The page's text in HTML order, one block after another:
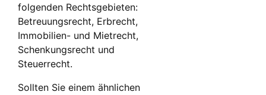
folgenden Rechtsgebieten:
Betreuungsrecht, Erbrecht,
Immobilien- und Mietrecht,
Schenkungsrecht und
Steuerrecht.
Sollten Sie einem ähnlichen